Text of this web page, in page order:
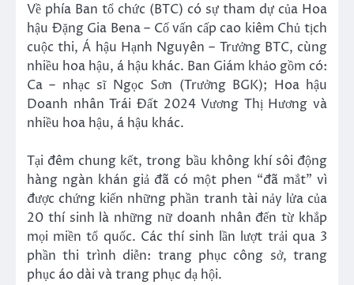
Về phía Ban tổ chức (BTC) có sự tham dự của Hoa
hậu Đặng Gia Bena – Cố vấn cấp cao kiêm Chủ tịch
cuộc thi, Á hậu Hạnh Nguyên – Trưởng BTC, cùng
nhiều hoa hậu, á hậu khác. Ban Giám khảo gồm có:
Ca – nhạc sĩ Ngọc Sơn (Trưởng BGK); Hoa hậu
Doanh nhân Trái Đất 2024 Vương Thị Hương và
nhiều hoa hậu, á hậu khác.
Tại đêm chung kết, trong bầu không khí sôi động
hàng ngàn khán giả đã có một phen “đã mắt” vì
được chứng kiến những phần tranh tài nảy lửa của
20 thí sinh là những nữ doanh nhân đến từ khắp
mọi miền tổ quốc. Các thí sinh lần lượt trải qua 3
phần thi trình diễn: trang phục công sở, trang
phục áo dài và trang phục dạ hội.